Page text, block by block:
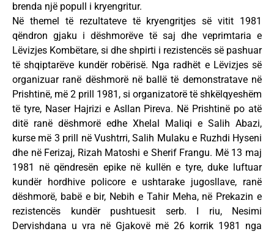
brenda një popull i kryengritur.
Në themel të rezultateve të kryengritjes së vitit 1981
qëndron gjaku i dëshmorëve të saj dhe veprimtaria e
Lëvizjes Kombëtare, si dhe shpirti i rezistencës së pashuar
të shqiptarëve kundër robërisë. Nga radhët e Lëvizjes së
organizuar ranë dëshmorë në ballë të demonstratave në
Prishtinë, më 2 prill 1981, si organizatorë të shkëlqyeshëm
të tyre, Naser Hajrizi e Asllan Pireva. Në Prishtinë po atë
ditë ranë dëshmorë edhe Xhelal Maliqi e Salih Abazi,
kurse më 3 prill në Vushtrri, Salih Mulaku e Ruzhdi Hyseni
dhe në Ferizaj, Rizah Matoshi e Sherif Frangu. Më 13 maj
1981 në qëndresën epike në kullën e tyre, duke luftuar
kundër hordhive policore e ushtarake jugosllave, ranë
dëshmorë, babë e bir, Nebih e Tahir Meha, në Prekazin e
rezistencës kundër pushtuesit serb. I riu, Nesimi
Dervishdana u vra në Gjakovë më 26 korrik 1981 nga